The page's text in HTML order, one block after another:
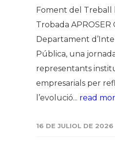
Foment del Treball
Trobada APROSER
Departament
Pública, una
representants
empresarials per
l’evolució... read
16 DE JULIOL DE 2026